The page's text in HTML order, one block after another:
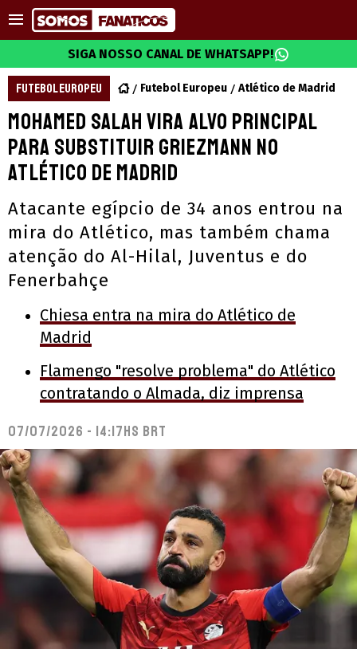
SIGA NOSSO CANAL DE WHATSAPP!
FUTEBOL EUROPEU Futebol Europeu Atlético de Madrid
Mohamed Salah vira alvo principal
para substituir Griezmann no
Atlético de Madrid
Atacante egípcio de 34 anos entrou na
mira do Atlético, mas também chama
atenção do Al-Hilal, Juventus e do
Fenerbahçe
Chiesa entra na mira do Atlético de
Madrid
Flamengo "resolve problema" do Atlético
contratando o Almada, diz imprensa
07/07/2026 - 14:17hs BRT